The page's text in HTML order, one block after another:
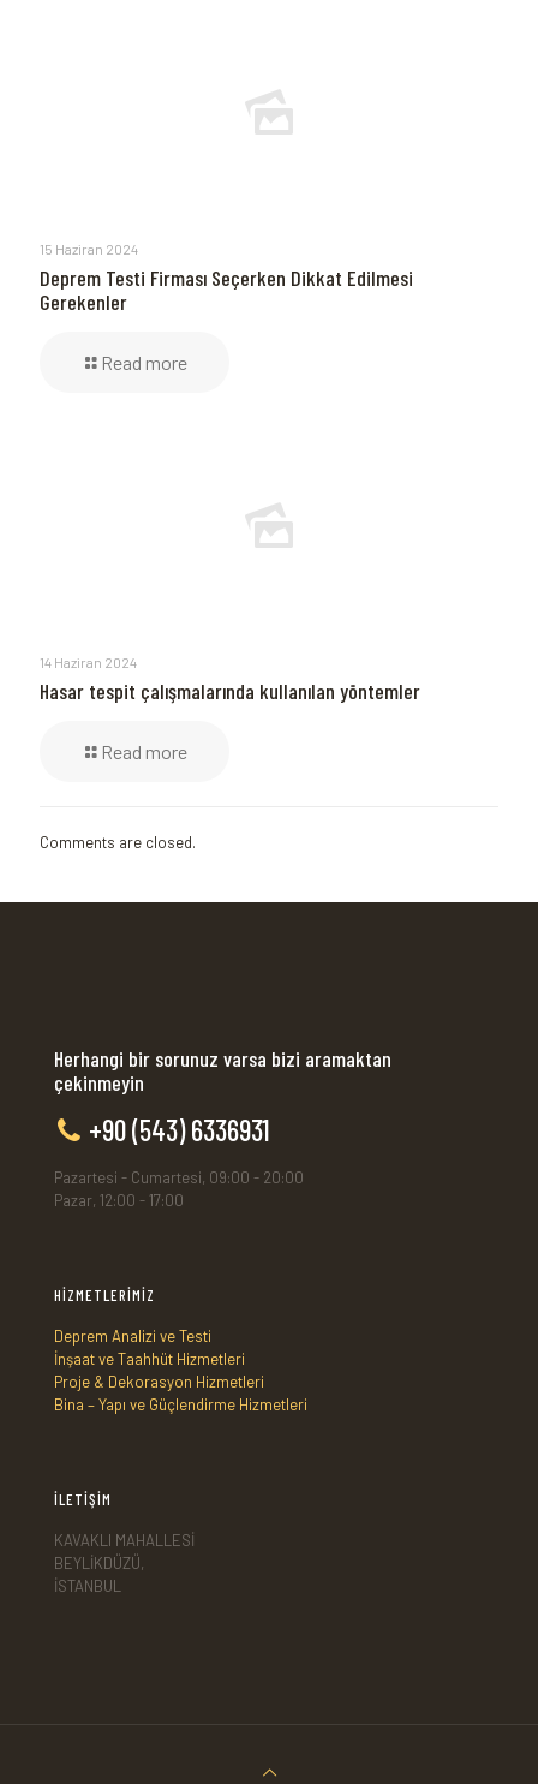
15 Haziran 2024
Deprem Testi Firması Seçerken Dikkat Edilmesi
Gerekenler
Read more
14 Haziran 2024
Hasar tespit çalışmalarında kullanılan yöntemler
Read more
Comments are closed.
Herhangi bir sorunuz varsa bizi aramaktan
çekinmeyin
+90 (543) 6336931
Pazartesi - Cumartesi, 09:00 - 20:00
Pazar, 12:00 - 17:00
HİZMETLERİMİZ
Deprem Analizi ve Testi
İnşaat ve Taahhüt Hizmetleri
Proje & Dekorasyon Hizmetleri
Bina – Yapı ve Güçlendirme Hizmetleri
İLETİŞİM
KAVAKLI MAHALLESİ
BEYLİKDÜZÜ,
İSTANBUL